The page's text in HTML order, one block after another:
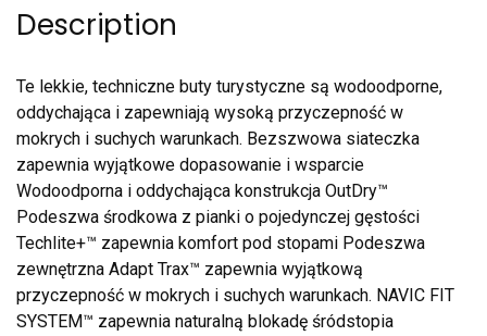
Description
Te lekkie, techniczne buty turystyczne są wodoodporne,
oddychająca i zapewniają wysoką przyczepność w
mokrych i suchych warunkach. Bezszwowa siateczka
zapewnia wyjątkowe dopasowanie i wsparcie
Wodoodporna i oddychająca konstrukcja OutDry™
Podeszwa środkowa z pianki o pojedynczej gęstości
Techlite+™ zapewnia komfort pod stopami Podeszwa
zewnętrzna Adapt Trax™ zapewnia wyjątkową
przyczepność w mokrych i suchych warunkach. NAVIC FIT
SYSTEM™ zapewnia naturalną blokadę śródstopia